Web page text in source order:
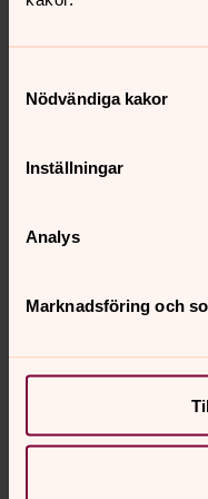
Nödvändiga kakor
Inställningar
Analys
Marknadsföring och